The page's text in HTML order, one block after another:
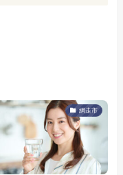
網走市